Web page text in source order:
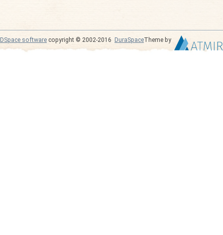
DSpace software copyright © 2002-2016 DuraSpaceTheme by